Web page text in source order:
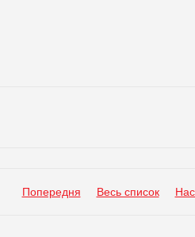
Попередня Весь список